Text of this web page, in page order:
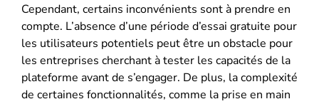
Cependant, certains inconvénients sont à prendre en
compte. L’absence d’une période d’essai gratuite pour
les utilisateurs potentiels peut être un obstacle pour
les entreprises cherchant à tester les capacités de la
plateforme avant de s’engager. De plus, la complexité
de certaines fonctionnalités, comme la prise en main